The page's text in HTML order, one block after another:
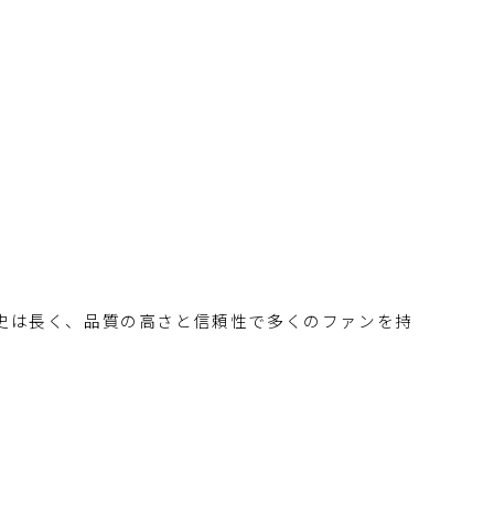
長く、品質の高さと信頼性で多くのファンを持